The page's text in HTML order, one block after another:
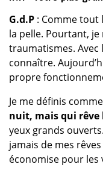
G.d.P: Comme tout
la pelle. Pourtant, je
traumatismes. Avec
connaître.
propre
Je me définis comme
nuit, mais qui rêve
yeux grands
jamais de mes
économise pour les